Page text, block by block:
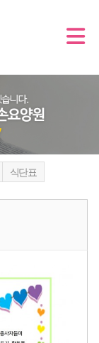
식단표